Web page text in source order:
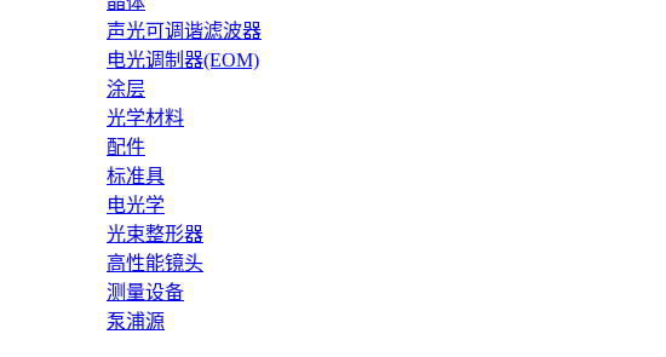
声光可调谐滤波器
电光调制器(EOM)
涂层
光学材料
配件
标准具
电光学
光束整形器
高性能镜头
测量设备
泵浦源